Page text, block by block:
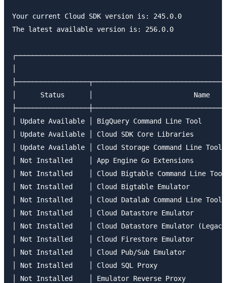
Your current Cloud SDK version is: 245.0.0
The latest available version is: 256.0.0
│      Status      │
│ Update Available │ BigQuery Command
│ Update Available │ Cloud SDK Core
│ Update Available │ Cloud Storage
│ Not Installed    │ App Engine Go
│ Not Installed    │ Cloud Bigtable
│ Not Installed    │ Cloud Bigtable
│ Not Installed    │ Cloud Datalab Command
│ Not Installed    │ Cloud Datastore Emulator
│ Not Installed    │ Cloud Datastore Emulator
│ Not Installed    │ Cloud Firestore Emulator
│ Not Installed    │ Cloud Pub/Sub Emulator
│ Not Installed    │ Cloud SQL Proxy
│ Not Installed    │ Emulator Reverse Proxy